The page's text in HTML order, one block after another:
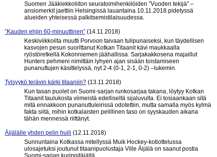
Suomen Jääkiekkoliiton seuratoimihenkilöiden ”Vuoden tekijä” –
ansiomerkit jaettiin Helsingissä lauantaina 10.11.2018 pidetyssä
alueiden yhteisessä palkitsemistilaisuudessa.
”Kauden ehjin 60-minuuttinen” (14.11.2018)
Keskiviikkoilta muutti Porvoon taivaan tulipunaiseksi, kun täydellisen
kasvojen pesun suorittanut Kotkan Titaanit kävi maukkaalla
ryöstöretkellä Kokonniemen jäähallissa. Sarjakakkosena majaillut
Hunters pehmeni nimittäin lyhyen ajan sisään toistamiseen
punanuttujen käsittelyssä, nyt 2-4 (0-1, 2-1, 0-2) –lukemin.
Tylsyykö terävin kärki titaaniin? (13.11.2018)
Kun tasan puolet on Suomi-sarjan runkosarjaa takana, löytyy Kotkan
Titaanit taulukosta viimeistä edelliseltä sijaluvulta. Ei tosiaankaan sitä
mitä ennakkoon punanuttuleirissä odotettiin, mutta samalla myös kylmä
fakta siitä, mihin kotkalaisten pelillinen taso on syyskauden aikana
tähän mennessä riittänyt.
Äijälälle yhden pelin huili (12.11.2018)
Sunnuntaina Kotkassa mitellyssä Muik Hockey-kotiottelussa
ulosajetuksi joutunut titaanipuolustaja Ville Äijälä on saanut postia
Suomi-sarjan kurinpitäjältä.